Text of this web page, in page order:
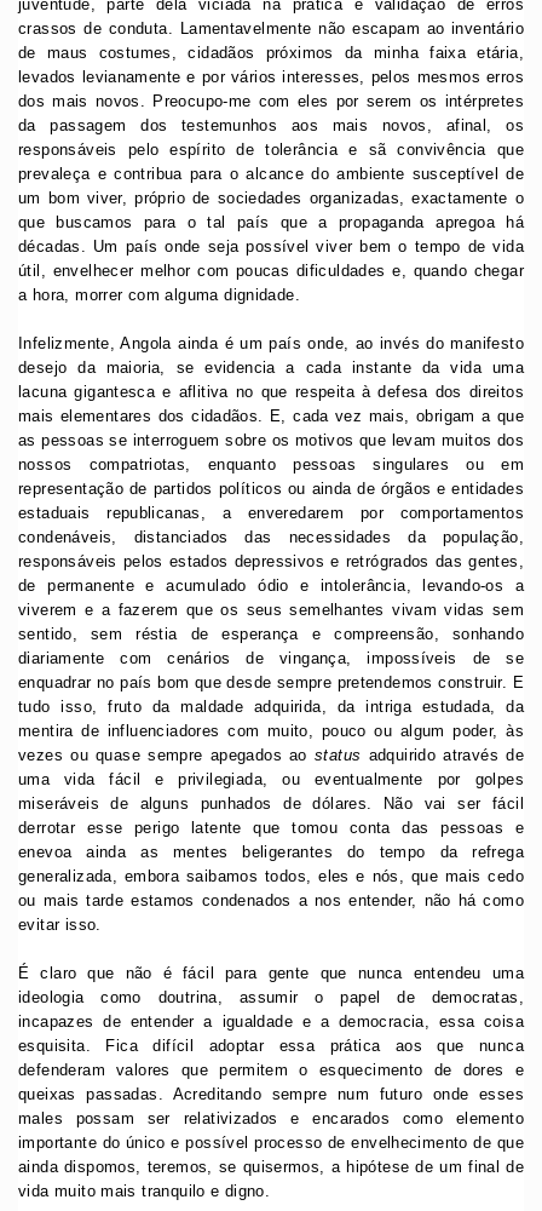
juventude, parte dela viciada na prática e validação de erros
crassos de conduta. Lamentavelmente não escapam ao inventário
de maus costumes, cidadãos próximos da minha faixa etária,
levados levianamente e por vários interesses, pelos mesmos erros
dos mais novos. Preocupo-me com eles por serem os intérpretes
da passagem dos testemunhos aos mais novos, afinal, os
responsáveis pelo espírito de tolerância e sã convivência que
prevaleça e contribua para o alcance do ambiente susceptível de
um bom viver, próprio de sociedades organizadas, exactamente o
que buscamos para o tal país que a propaganda apregoa há
décadas. Um país onde seja possível viver bem o tempo de vida
útil, envelhecer melhor com poucas dificuldades e, quando chegar
a hora, morrer com alguma dignidade.
Infelizmente, Angola ainda é um país onde, ao invés do manifesto
desejo da maioria, se evidencia a cada instante da vida uma
lacuna gigantesca e aflitiva no que respeita à defesa dos direitos
mais elementares dos cidadãos. E, cada vez mais, obrigam a que
as pessoas se interroguem sobre os motivos que levam muitos dos
nossos compatriotas, enquanto pessoas singulares ou em
representação de partidos políticos ou ainda de órgãos e entidades
estaduais republicanas, a enveredarem por comportamentos
condenáveis, distanciados das necessidades da população,
responsáveis pelos estados depressivos e retrógrados das gentes,
de permanente e acumulado ódio e intolerância, levando-os a
viverem e a fazerem que os seus semelhantes vivam vidas sem
sentido, sem réstia de esperança e compreensão, sonhando
diariamente com cenários de vingança, impossíveis de se
enquadrar no país bom que desde sempre pretendemos construir. E
tudo isso, fruto da maldade adquirida, da intriga estudada, da
mentira de influenciadores com muito, pouco ou algum poder, às
vezes ou quase sempre apegados aostatus adquirido através de
uma vida fácil e privilegiada, ou eventualmente por golpes
miseráveis de alguns punhados de dólares. Não vai ser fácil
derrotar esse perigo latente que tomou conta das pessoas e
enevoa ainda as mentes beligerantes do tempo da refrega
generalizada, embora saibamos todos, eles e nós, que mais cedo
ou mais tarde estamos condenados a nos entender, não há como
evitar isso.
É claro que não é fácil para gente que nunca entendeu uma
ideologia como doutrina, assumir o papel de democratas,
incapazes de entender a igualdade e a democracia, essa coisa
esquisita. Fica difícil adoptar essa prática aos que nunca
defenderam valores que permitem o esquecimento de dores e
queixas passadas. Acreditando sempre num futuro onde esses
males possam ser relativizados e encarados como elemento
importante do único e possível processo de envelhecimento de que
ainda dispomos, teremos, se quisermos, a hipótese de um final de
vida muito mais tranquilo e digno.